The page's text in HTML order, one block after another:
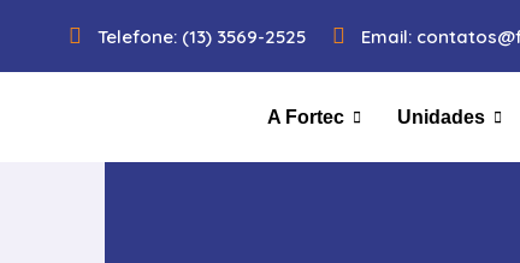
Telefone: (13) 3569-2525 Email:
A Fortec Unidades